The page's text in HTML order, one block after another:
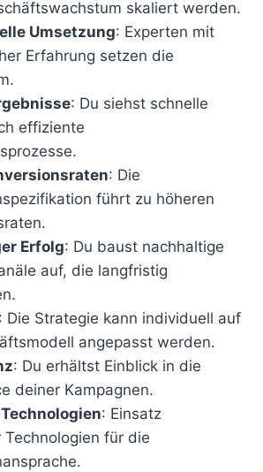
skaliert werden.
Umsetzung: Experten mit
Erfahrung setzen die
: Du siehst schnelle
effiziente
: Die
führt zu höheren
Erfolg: Du baust nachhaltige
auf, die langfristig
: Die Strategie kann individuell auf
angepasst werden.
: Du erhältst Einblick in die
deiner Kampagnen.
: Einsatz
für die